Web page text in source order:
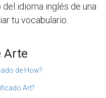
idioma inglés de una
tu vocabulario.
Arte
de How?
Art?